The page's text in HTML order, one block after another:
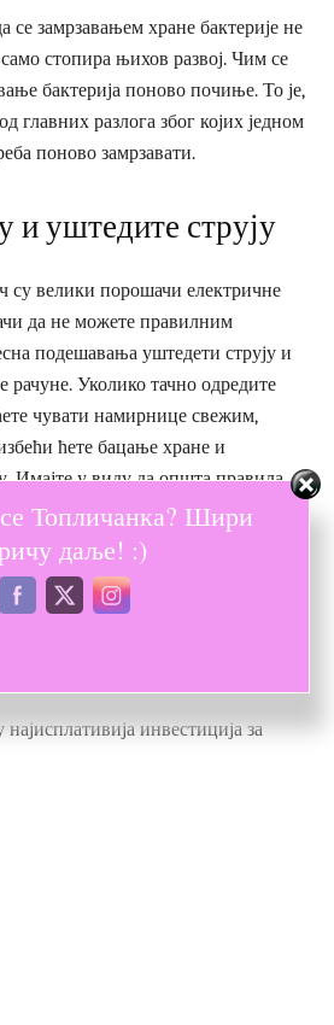
се замрзавањем хране бактерије не
стопира њихов развој. Чим се
бактерија поново почиње. То је,
главних разлога због којих једном
поново замрзавати.
и уштедите струју
су велики порошачи електричне
да не можете правилним
подешавања уштедети струју и
рачуне. Уколико тачно одредите
чувати намирнице свежим,
ћете бацање хране и
Имајте у виду да општа правила
без обзира на то колики је
односно замрзивача.
спецификације
А, А+, А++, А++ ознаком
најисплативија инвестиција за
Топличанка? Шири
даље! :)